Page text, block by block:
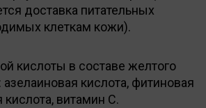
доставка питательных
клеткам кожи).
кислоты в составе желтого
кислота, фитиновая
кислота, витамин С.